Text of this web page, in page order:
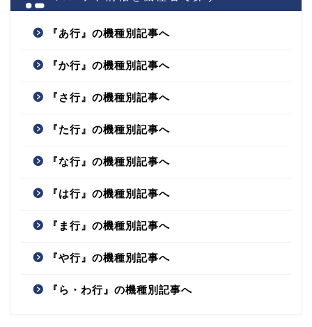
『あ行』の機種別記事へ
『か行』の機種別記事へ
『さ行』の機種別記事へ
『た行』の機種別記事へ
『な行』の機種別記事へ
『は行』の機種別記事へ
『ま行』の機種別記事へ
『や行』の機種別記事へ
『ら・わ行』の機種別記事へ